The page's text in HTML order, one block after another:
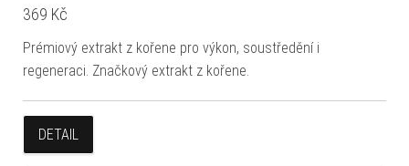
369 Kč
Prémiový extrakt z kořene pro výkon, soustředění i
regeneraci. Značkový extrakt z kořene.
DETAIL